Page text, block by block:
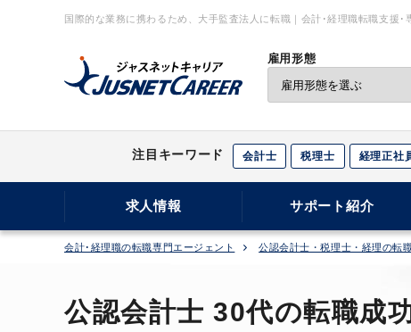
国際的な業務に携わるため、大手監査法人に転職｜会計･経理職転職支援･
雇用形態
注目キーワード 会計士 税理士 経理正社
求人情報 サポート紹介
会計･経理職の転職専門エージェント 公認会計士・税理士・経理の転
公認会計士 30代の転職成